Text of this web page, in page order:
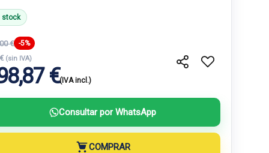
stock
€ -5%
(sin IVA)
€(IVA incl.)
Consultar por WhatsApp
COMPRAR